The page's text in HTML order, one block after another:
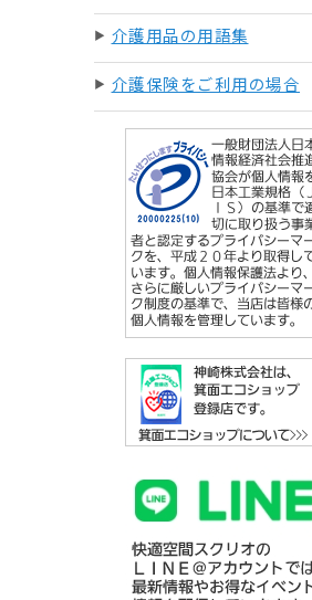
介護用品の用語集
介護保険をご利用の場合